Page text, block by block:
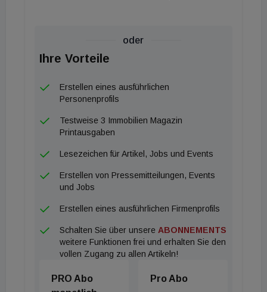
oder
Ihre Vorteile
Erstellen eines ausführlichen
Personenprofils
Testweise 3 Immobilien Magazin
Printausgaben
Lesezeichen für Artikel, Jobs und Events
Erstellen von Pressemitteilungen, Events
und Jobs
Erstellen eines ausführlichen Firmenprofils
Schalten Sie über unsere ABONNEMENTS
weitere Funktionen frei und erhalten Sie den
vollen Zugang zu allen Artikeln!
PRO Abo
Pro Abo